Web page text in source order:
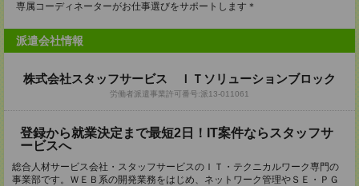
専属コーディネーターがお仕事選びをサポートします＊
派遣会社情報
株式会社スタッフサービス ＩＴソリューションブロック
労働者派遣事業許可番号:派13-011061
登録から就業決定まで最短2日！IT案件ならスタッフサ
ービスへ
総合人材サービス会社・スタッフサービスのＩＴ・テクニカルワーク専門の
事業部です。ＷＥＢ系の開発業務をはじめ、ネットワーク管理やＳＥ・ＰＧ